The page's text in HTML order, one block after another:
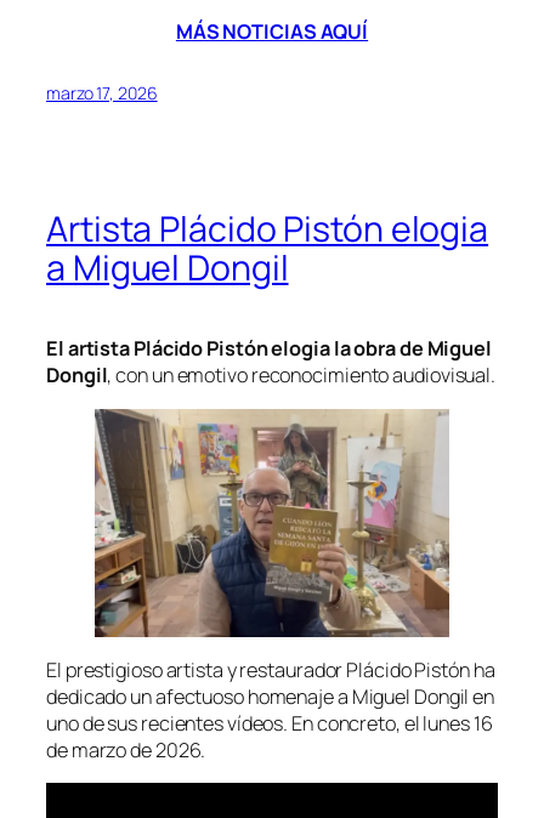
MÁS NOTICIAS AQUÍ
marzo 17, 2026
Artista Plácido Pistón elogia
a Miguel Dongil
El artista Plácido Pistón elogia la obra de Miguel
Dongil, con un emotivo reconocimiento audiovisual.
El prestigioso artista y restaurador Plácido Pistón ha
dedicado un afectuoso homenaje a Miguel Dongil en
uno de sus recientes vídeos. En concreto, el lunes 16
de marzo de 2026.